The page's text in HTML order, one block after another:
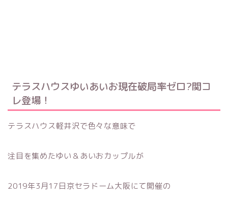
テラスハウスゆいあいお現在破局率ゼロ?関コ
レ登場！
テラスハウス軽井沢で色々な意味で
注目を集めたゆい＆あいおカップルが
2019年3月17日京セラドーム大阪にて開催の